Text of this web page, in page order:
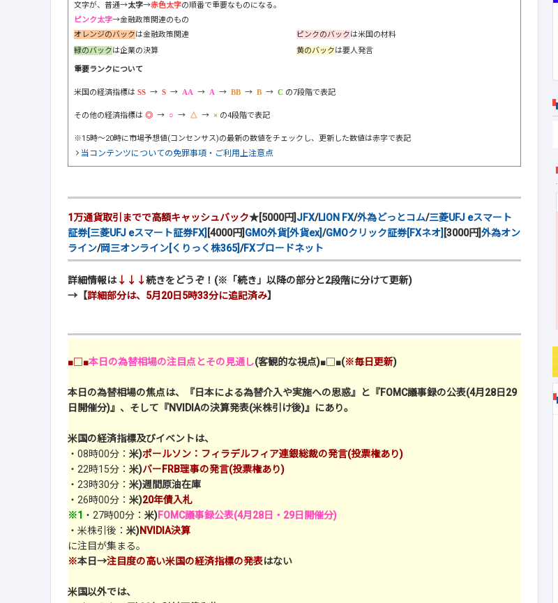
文字が、普通→太字→赤色太字の順番で重要なものになる。
ピンク太字→金融政策関連のもの
オレンジのバックは金融政策関連 ピンクのバックは米国の材料
緑のバックは企業の決算 黄のバックは要人発言
重要ランクについて
米国の経済指標は → → → → → → の7段階で表記
その他の経済指標は → → → の4段階で表記
※15時～20時に市場予想値(コンセンサス)の最新の数値をチェックし、更新した数値は赤字で表記
当コンテンツについての免罪事項・ご利用上注意点
1万通貨取引までで高額キャッシュバック★[5000円] JFX/LION FX/外為どっとコム/三菱UFJ eスマート
証券[三菱UFJ eスマート証券FX] [4000円] GMO外貨[外貨ex]/GMOクリック証券[FXネオ] [3000円]外為オン
ライン/岡三オンライン[くりっく株365]/FXブロードネット
詳細情報は↓↓↓続きをどうぞ！(※「続き」以降の部分と2段階に分けて更新)
→【詳細部分は、5月20日5時33分に追記済み】
■□■本日の為替相場の注目点とその見通し(客観的な視点)■□■(※毎日更新)
本日の為替相場の焦点は、『日本による為替介入や実施への思惑』と『FOMC議事録の公表(4月28日29
日開催分)』、そして『NVIDIAの決算発表(米株引け後)』にあり。
米国の経済指標及びイベントは、
・08時00分： 米)ポールソン：フィラデルフィア連銀総裁の発言(投票権あり)
・22時15分： 米)バーFRB理事の発言(投票権あり)
・23時30分： 米)週間原油在庫
・26時00分： 米)20年債入札
※1 ・27時00分： 米)FOMC議事録公表(4月28日・29日開催分)
・米株引後： 米)NVIDIA決算
に注目が集まる。
※本日→注目度の高い米国の経済指標の発表はない
米国以外では、